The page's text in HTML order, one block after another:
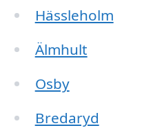
Hässleholm
Älmhult
Osby
Bredaryd